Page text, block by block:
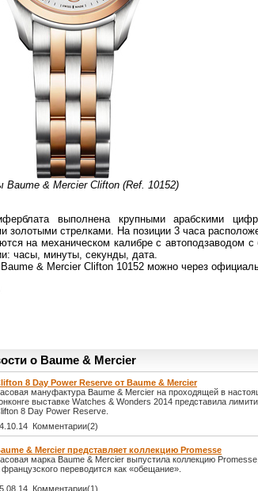
Baume & Mercier Clifton (Ref. 10152)
выполнена крупными арабскими
золотыми стрелками. На позиции 3 часа
на механическом калибре с автоподзаводом
часы, минуты, секунды, дата.
& Mercier Clifton 10152 можно через
о Baume & Mercier
8 Day Power Reserve от Baume & Mercier
мануфактура Baume & Mercier на проходящей в
выставке Watches & Wonders 2014 представила
8 Day Power Reserve.
Комментарии(2)
& Mercier представляет коллекцию Promesse
марка Baume & Mercier выпустила коллекцию
французского переводится как «обещание».
Комментарии(1)